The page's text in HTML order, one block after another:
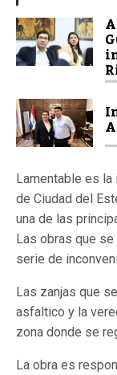
Lamentable es la
de Ciudad del
una de las
Las obras que se
serie de
Las zanjas que
asfaltico y la
zona donde se
La obra es